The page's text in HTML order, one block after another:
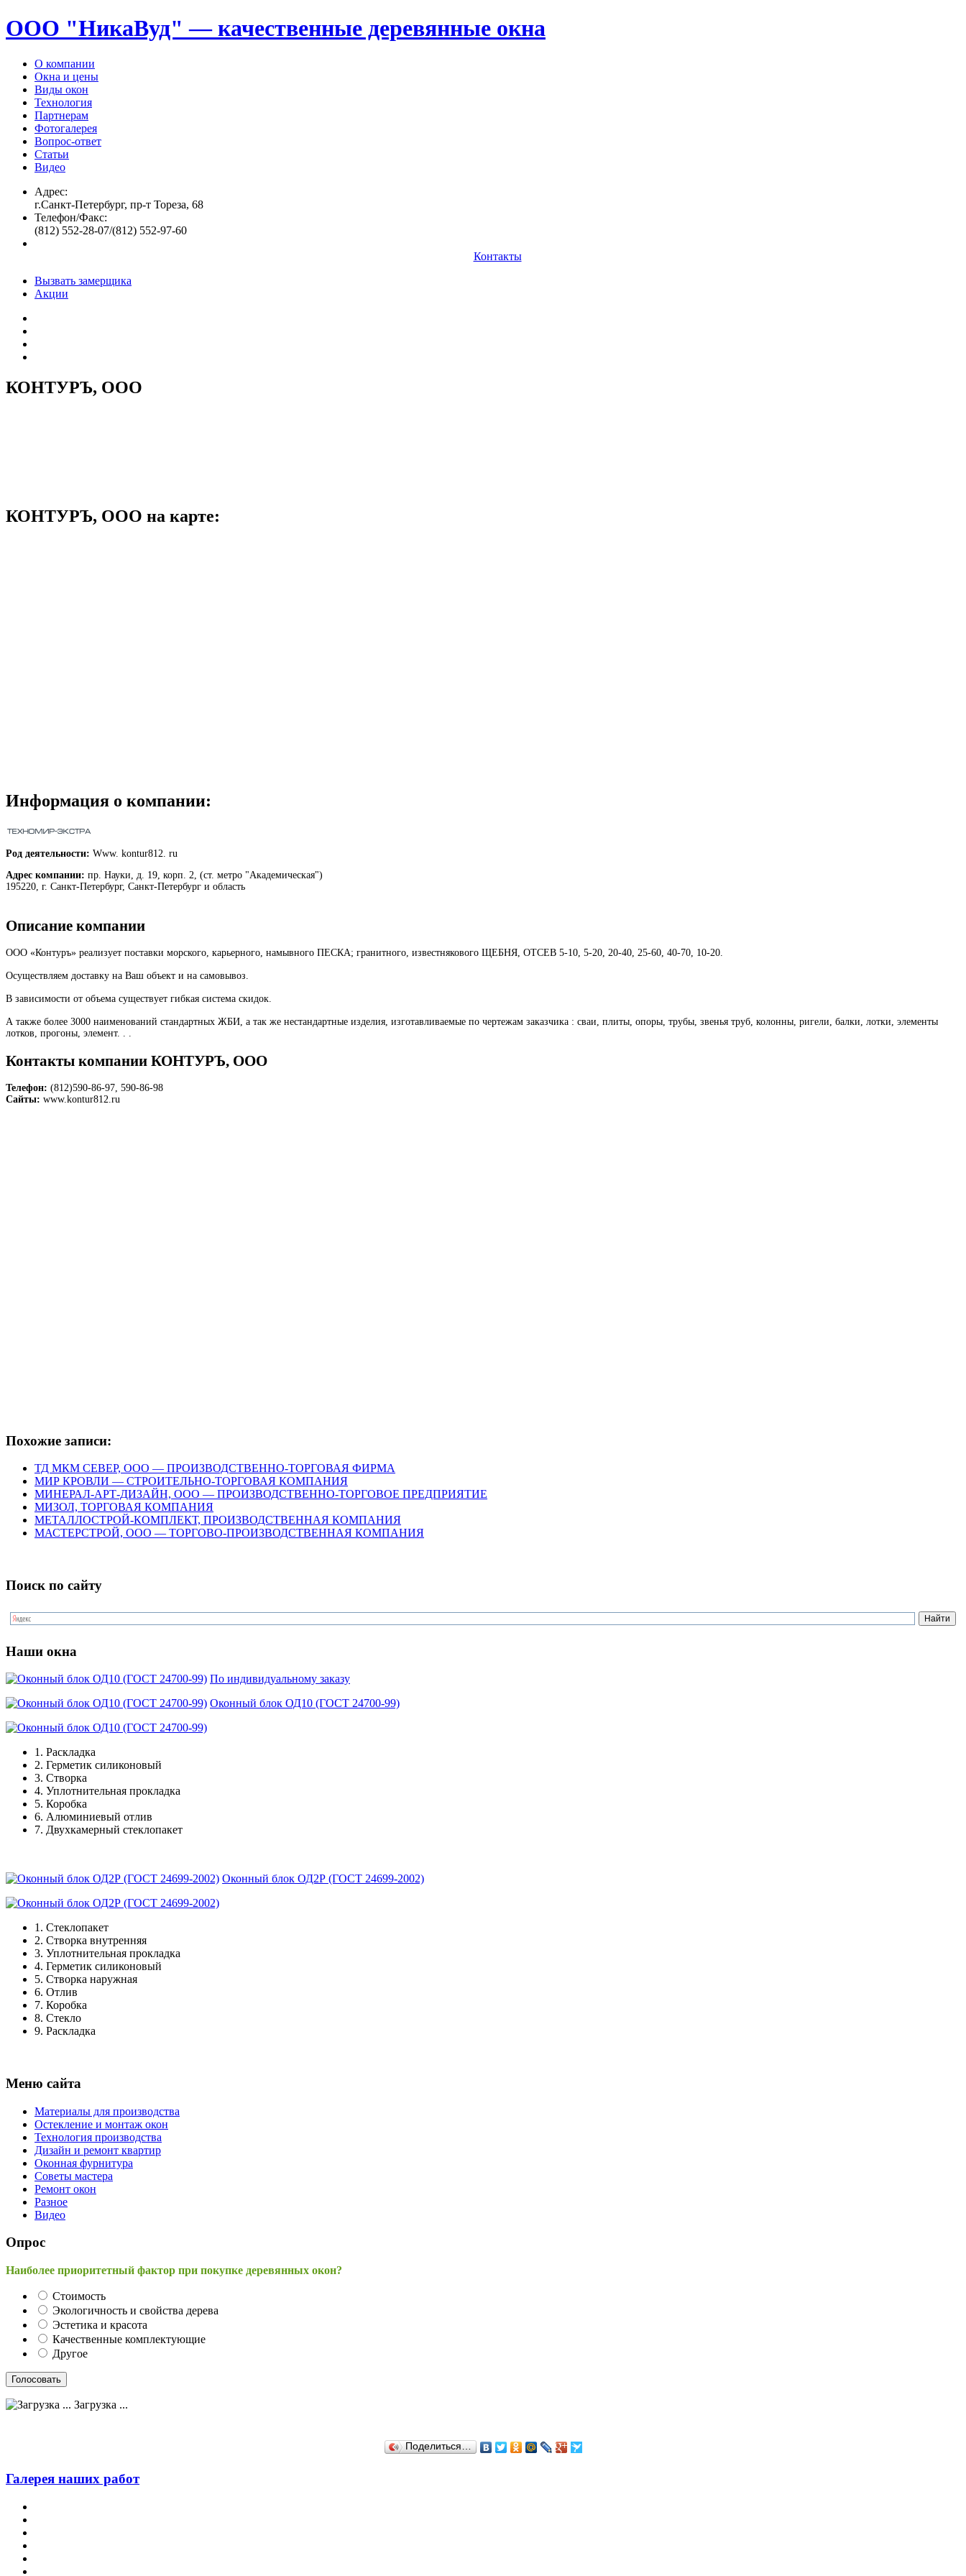
ООО "НикаВуд" — качественные деревянные окна
О компании
Окна и цены
Виды окон
Технология
Партнерам
Фотогалерея
Вопрос-ответ
Статьи
Видео
Адрес:
г.Санкт-Петербург, пр-т Тореза, 68
Телефон/Факс:
(812) 552-28-07/(812) 552-97-60
Контакты
Вызвать замерщика
Акции
КОНТУРЪ, ООО
КОНТУРЪ, ООО на карте:
Информация о компании:
Род деятельности: Www. kontur812. ru
Адрес компании: пр. Науки, д. 19, корп. 2, (ст. метро "Академическая")
195220, г. Санкт-Петербург, Санкт-Петербург и область
Описание компании
ООО «Контуръ» реализует поставки морского, карьерного, намывного ПЕСКА; гранитного, известнякового ЩЕБНЯ, ОТСЕВ 5-10, 5-20, 20-40, 25-60, 40-70, 10-20.
Осуществляем доставку на Ваш объект и на самовывоз.
В зависимости от объема существует гибкая система скидок.
А также более 3000 наименований стандартных ЖБИ, а так же нестандартные изделия, изготавливаемые по чертежам заказчика : сваи, плиты, опоры, трубы, звенья труб, колонны, ригели, балки, лотки, элементы
лотков, прогоны, элемент. . .
Контакты компании КОНТУРЪ, ООО
Телефон: (812)590-86-97, 590-86-98
Сайты: www.kontur812.ru
Похожие записи:
ТД МКМ СЕВЕР, ООО — ПРОИЗВОДСТВЕННО-ТОРГОВАЯ ФИРМА
МИР КРОВЛИ — СТРОИТЕЛЬНО-ТОРГОВАЯ КОМПАНИЯ
МИНЕРАЛ-АРТ-ДИЗАЙН, ООО — ПРОИЗВОДСТВЕННО-ТОРГОВОЕ ПРЕДПРИЯТИЕ
МИЗОЛ, ТОРГОВАЯ КОМПАНИЯ
МЕТАЛЛОСТРОЙ-КОМПЛЕКТ, ПРОИЗВОДСТВЕННАЯ КОМПАНИЯ
МАСТЕРСТРОЙ, ООО — ТОРГОВО-ПРОИЗВОДСТВЕННАЯ КОМПАНИЯ
Поиск по сайту
Наши окна
По индивидуальному заказу
Оконный блок ОД10 (ГОСТ 24700-99)
1. Раскладка
2. Герметик силиконовый
3. Створка
4. Уплотнительная прокладка
5. Коробка
6. Алюминиевый отлив
7. Двухкамерный стеклопакет
Оконный блок ОД2Р (ГОСТ 24699-2002)
1. Стеклопакет
2. Створка внутренняя
3. Уплотнительная прокладка
4. Герметик силиконовый
5. Створка наружная
6. Отлив
7. Коробка
8. Стекло
9. Раскладка
Меню сайта
Материалы для производства
Остекление и монтаж окон
Технология производства
Дизайн и ремонт квартир
Оконная фурнитура
Советы мастера
Ремонт окон
Разное
Видео
Опрос
Наиболее приоритетный фактор при покупке деревянных окон?
Стоимость
Экологичность и свойства дерева
Эстетика и красота
Качественные комплектующие
Другое
Загрузка ...
Поделиться…
Галерея наших работ